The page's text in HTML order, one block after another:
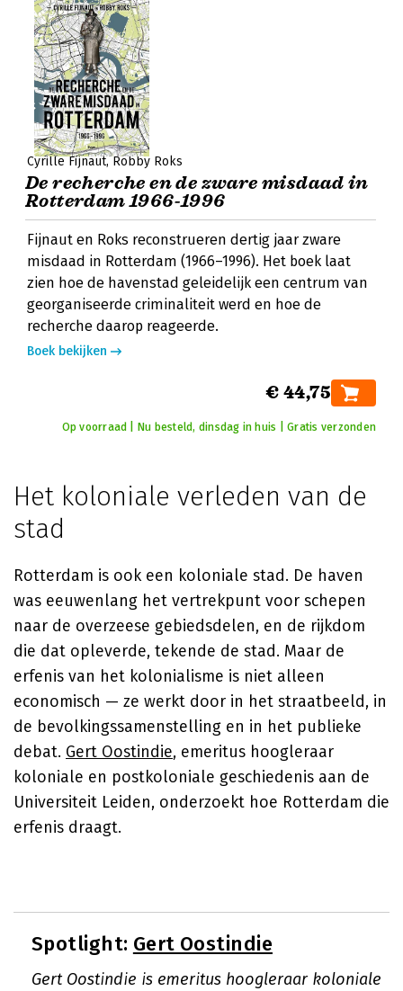
Cyrille Fijnaut Robby Roks
De recherche en de zware misdaad in
Rotterdam 1966‐1996
Fijnaut en Roks reconstrueren dertig jaar zware
misdaad in Rotterdam (1966–1996). Het boek laat
zien hoe de havenstad geleidelijk een centrum van
georganiseerde criminaliteit werd en hoe de
recherche daarop reageerde.
Boek bekijken
€ 44,75
Op voorraad | Nu besteld, dinsdag in huis | Gratis verzonden
Het koloniale verleden van de
stad
Rotterdam is ook een koloniale stad. De haven
was eeuwenlang het vertrekpunt voor schepen
naar de overzeese gebiedsdelen, en de rijkdom
die dat opleverde, tekende de stad. Maar de
erfenis van het kolonialisme is niet alleen
economisch — ze werkt door in het straatbeeld, in
de bevolkingssamenstelling en in het publieke
debat. Gert Oostindie, emeritus hoogleraar
koloniale en postkoloniale geschiedenis aan de
Universiteit Leiden, onderzoekt hoe Rotterdam die
erfenis draagt.
Spotlight: Gert Oostindie
Gert Oostindie is emeritus hoogleraar koloniale